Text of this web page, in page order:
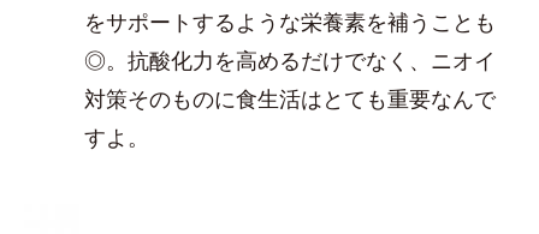
をサポートするような栄養素を補うことも
◎。抗酸化力を高めるだけでなく、ニオイ
対策そのものに食生活はとても重要なんで
すよ。